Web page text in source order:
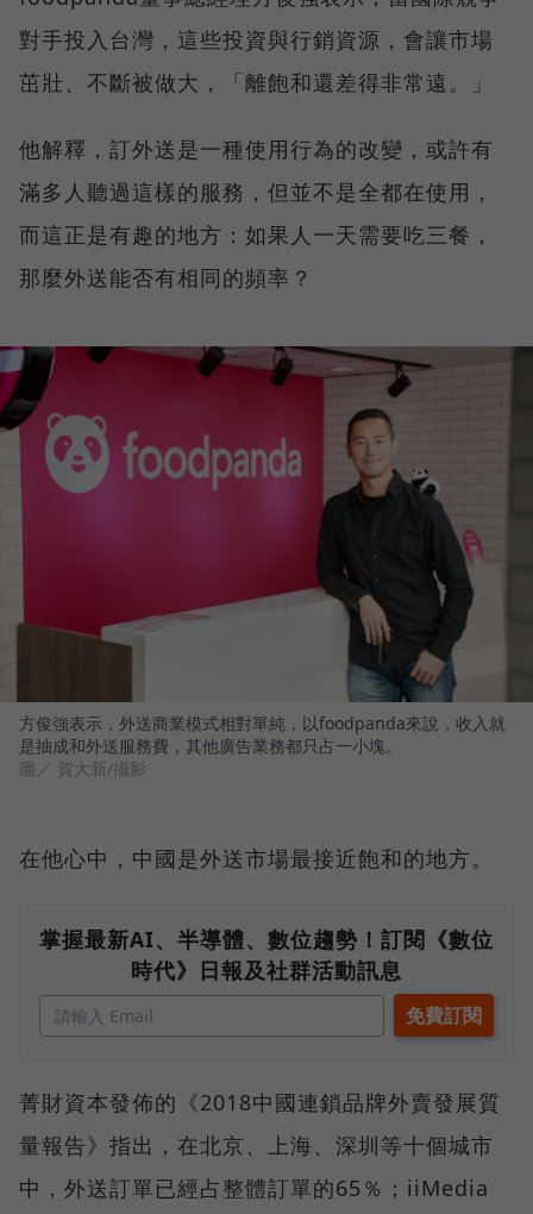
對手投入台灣，這些投資與行銷資源，會讓市場
茁壯、不斷被做大，「離飽和還差得非常遠。」
他解釋，訂外送是一種使用行為的改變，或許有
滿多人聽過這樣的服務，但並不是全都在使用，
而這正是有趣的地方：如果人一天需要吃三餐，
那麼外送能否有相同的頻率？
方俊強表示，外送商業模式相對單純，以foodpanda來說，收入就
是抽成和外送服務費，其他廣告業務都只占一小塊。
圖／ 賀大新/攝影
在他心中，中國是外送市場最接近飽和的地方。
掌握最新AI、半導體、數位趨勢！訂閱《數位
時代》日報及社群活動訊息
菁財資本發佈的《2018中國連鎖品牌外賣發展質
量報告》指出，在北京、上海、深圳等十個城市
中，外送訂單已經占整體訂單的65％；iiMedia